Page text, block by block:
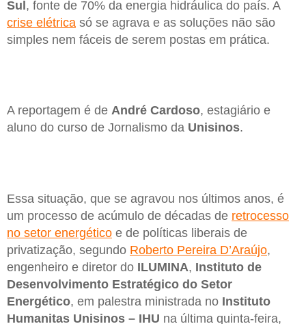
Sul , fonte de 70% da energia hidráulica do país. A
crise elétrica só se agrava e as soluções não são
simples nem fáceis de serem postas em prática.
A reportagem é de André Cardoso, estagiário e
aluno do curso de Jornalismo da Unisinos.
Essa situação, que se agravou nos últimos anos, é
um processo de acúmulo de décadas de retrocesso
no setor energético e de políticas liberais de
privatização, segundo Roberto Pereira D’Araújo,
engenheiro e diretor do ILUMINA, Instituto de
Desenvolvimento Estratégico do Setor
Energético, em palestra ministrada no Instituto
Humanitas Unisinos – IHU na última quinta-feira,